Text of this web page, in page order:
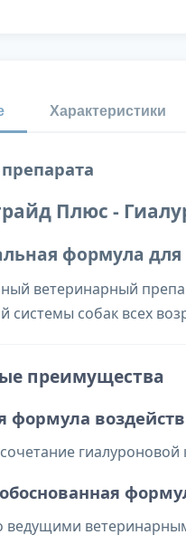
Характеристики
Плюс -
формула
ветеринарный
системы собак всех
преимущества
формула
ведущими